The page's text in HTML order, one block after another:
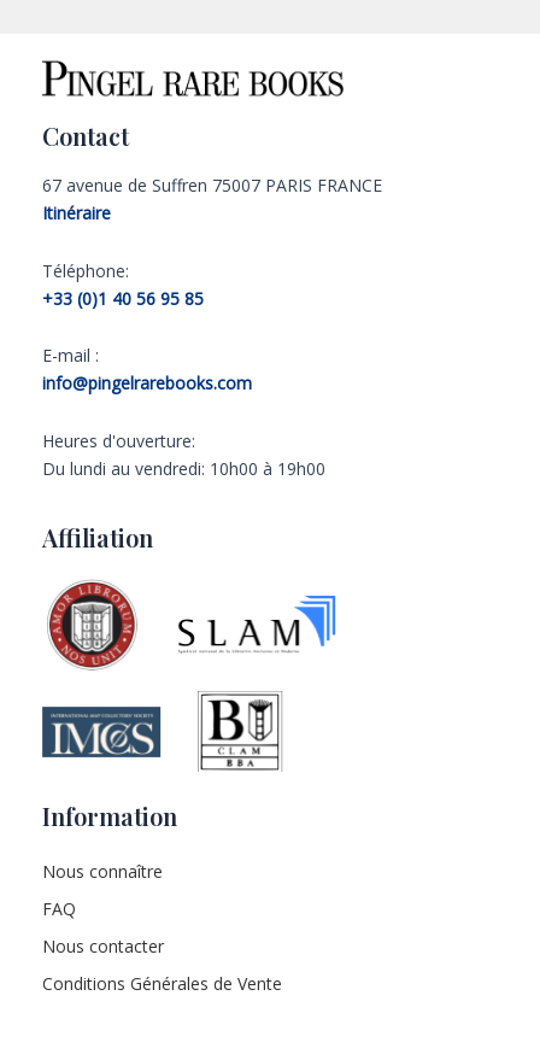
Contact
67 avenue de Suffren 75007 PARIS FRANCE
Itinéraire
Téléphone:
+33 (0)1 40 56 95 85
E-mail :
info@pingelrarebooks.com
Heures d'ouverture:
Du lundi au vendredi: 10h00 à 19h00
Affiliation
Information
Nous connaître
FAQ
Nous contacter
Conditions Générales de Vente